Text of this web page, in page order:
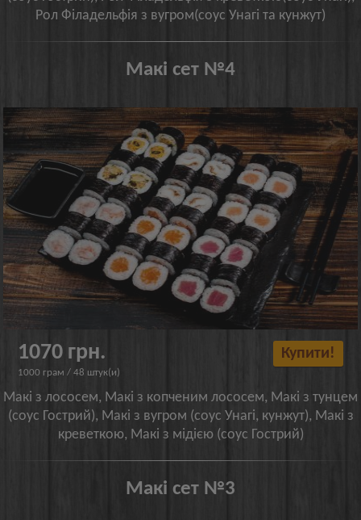
Рол Філадельфія з вугром(соус Унагі та кунжут)
Макі сет №4
1070 грн.
1000 грам / 48 штук(и)
Купити!
Макі з лососем, Макі з копченим лососем, Макі з тунцем
(соус Гострий), Макі з вугром (соус Унагі, кунжут), Макі з
креветкою, Макі з мідією (соус Гострий)
Макі сет №3